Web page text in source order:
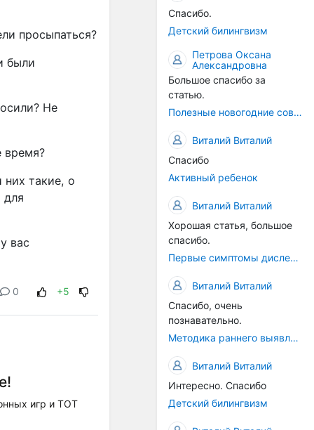
просыпаться?
были
Не
время?
них такие, о
для
вас
0 +5
игр и ТОТ
Спасибо.
Детский билингвизм
Петрова Оксана
Александровна
Большое спасибо за
статью.
Полезные новогодние советы
Виталий Виталий
Спасибо
Активный ребенок
Виталий Виталий
Хорошая статья, большое
спасибо.
Первые симптомы дислексии
Виталий Виталий
Спасибо, очень
познавательно.
Методика раннего выявления предрасположенности к дислексии
Виталий Виталий
Интересно. Спасибо
Детский билингвизм